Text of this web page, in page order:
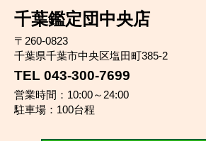
千葉鑑定団中央店
〒260-0823
千葉県千葉市中央区塩田町385-2
TEL 043-300-7699
営業時間：10:00～24:00
駐車場：100台程